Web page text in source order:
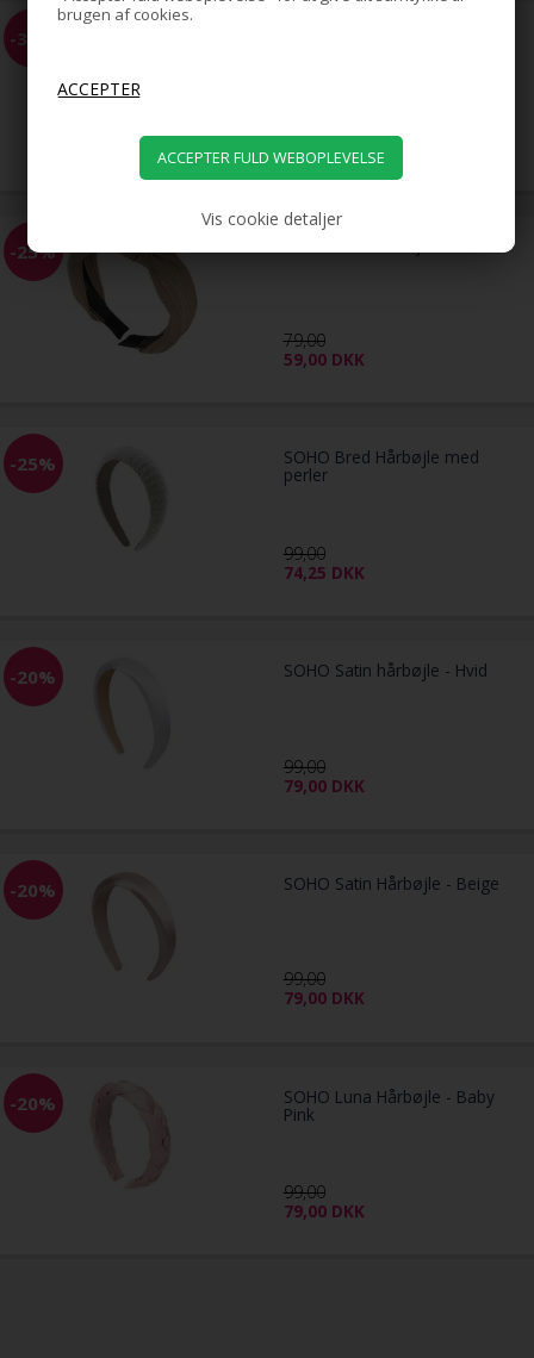
brugen af cookies.
Vis cookie detaljer
-34%
-25%
79,00
59,00 DKK
-25% SOHO Bred Hårbøjle med
perler
99,00
74,25 DKK
-20% SOHO Satin hårbøjle - Hvid
99,00
79,00 DKK
-20% SOHO Satin Hårbøjle - Beige
99,00
79,00 DKK
-20% SOHO Luna Hårbøjle - Baby
Pink
99,00
79,00 DKK